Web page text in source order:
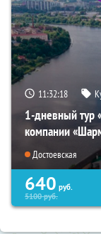
11:32:16
1-дневный тур
компании
Достоевская
640 руб.
5100руб.